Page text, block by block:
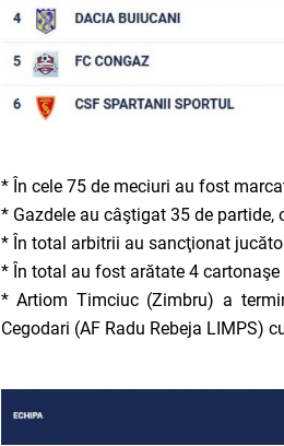
* În cele 75 de meciuri au fost
* Gazdele au câştigat 35 de
* În total arbitrii au sancţionat
* În total au fost arătate 4
* Artiom Timciuc (Zimbru) a
Cegodari (AF Radu Rebeja LIMPS)